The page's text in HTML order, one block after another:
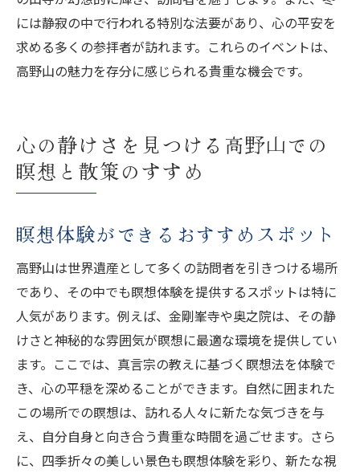
には静寂の中で行われる特別な法要があり、心の平安を
求める多くの参拝者が訪れます。これらのイベントは、
高野山の魅力を存分に感じられる貴重な機会です。
心の静けさを見つける高野山での
瞑想と散策のすすめ
瞑想体験ができるおすすめスポット
高野山は世界遺産として多くの訪問者を引きつける場所
であり、その中でも瞑想体験を提供するスポットは特に
人気があります。例えば、金剛峯寺や奥之院は、その静
けさと神秘的な雰囲気が瞑想に最適な環境を提供してい
ます。ここでは、真言宗の教えに基づく瞑想法を体験で
き、心の平穏を深めることができます。自然に囲まれた
この場所での瞑想は、訪れる人々に新たな気づきを与
え、自分自身と向き合う貴重な時間を過ごせます。さら
に、四季折々の美しい景色も瞑想体験を彩り、新たな視